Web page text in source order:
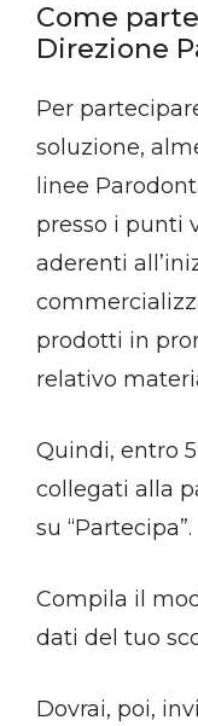
Come
Direzione
Per
soluzione,
linee
presso i punti
aderenti
prodotti in
relativo
Quindi, entro
collegati alla
su “Partecipa”.
Compila il
dati del tuo
Dovrai, poi,